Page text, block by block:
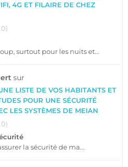
4G ET FILAIRE DE CHEZ
surtout pour les nuits et...
sur
LISTE DE VOS HABITANTS ET
POUR UNE SÉCURITÉ
LES SYSTÈMES DE MEIAN
la sécurité de ma...